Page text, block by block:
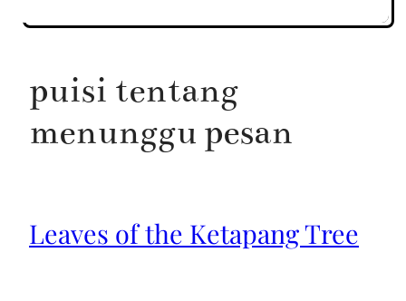
puisi tentang
menunggu pesan
Leaves of the Ketapang Tree